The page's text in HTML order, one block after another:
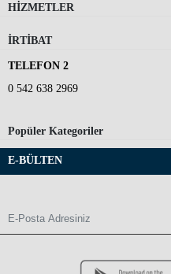
HİZMETLER
İRTİBAT
TELEFON 2
0 542 638 2969
Popüler Kategoriler
E-BÜLTEN